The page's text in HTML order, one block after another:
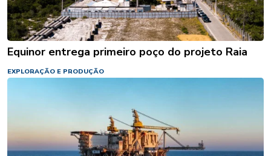
Equinor entrega primeiro poço do projeto Raia
EXPLORAÇÃO E PRODUÇÃO